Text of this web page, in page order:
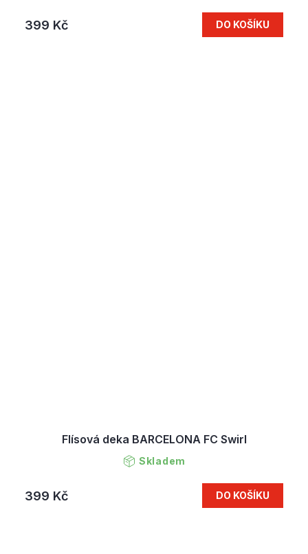
399 Kč DO KOŠÍKU
Flísová deka BARCELONA FC Swirl
Skladem
399 Kč DO KOŠÍKU